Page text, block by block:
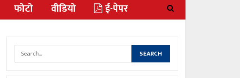
फोटो वीडियो ई-पेपर